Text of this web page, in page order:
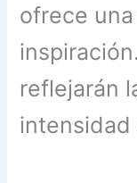
ofrece
reflejarán
intensidad